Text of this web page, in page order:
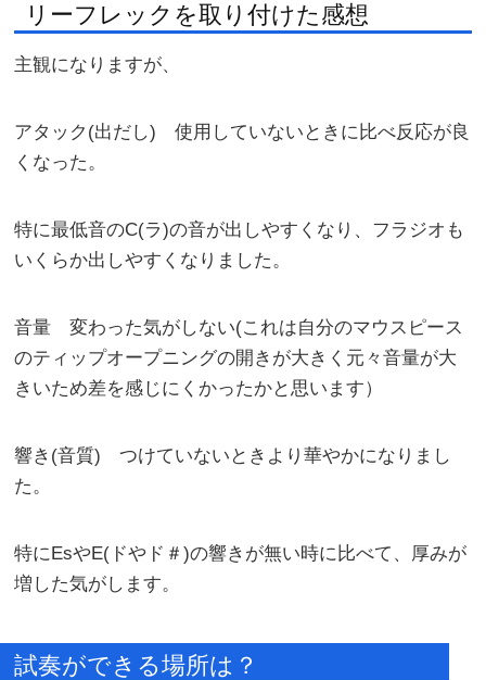
リーフレックを取り付けた感想
主観になりますが、
アタック(出だし) 使用していないときに比べ反応が良
くなった。
特に最低音のC(ラ)の音が出しやすくなり、フラジオも
いくらか出しやすくなりました。
音量 変わった気がしない(これは自分のマウスピース
のティップオープニングの開きが大きく元々音量が大
きいため差を感じにくかったかと思います）
響き(音質) つけていないときより華やかになりまし
た。
特にEsやE(ドやド＃)の響きが無い時に比べて、厚みが
増した気がします。
試奏ができる場所は？